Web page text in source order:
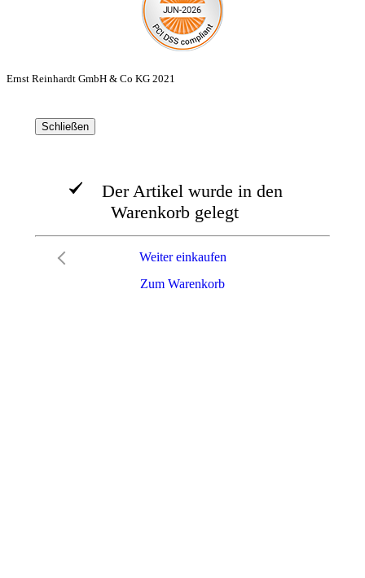
Ernst Reinhardt GmbH & Co KG 2021
Schließen
Der Artikel wurde in den
Warenkorb gelegt
Zum Warenkorb
Weiter einkaufen